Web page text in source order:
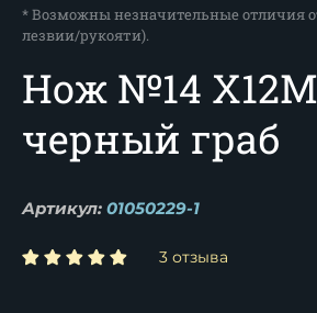
* Возможны незначительные отличия
лезвии/рукояти).
Нож №14
черный граб
Артикул: 01050229-1
3 отзыва